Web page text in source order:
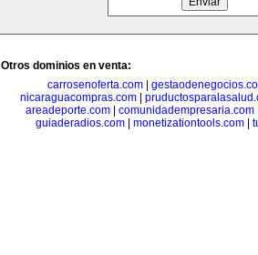
Otros dominios en venta:
carrosenoferta.com
nicaraguacompras.com
areadeporte.com| comunidadempresaria.com
guiaderadios.com| monetizationtools.com|